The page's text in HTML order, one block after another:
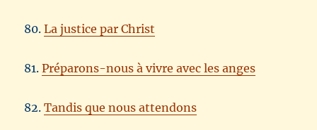
80.La justice par Christ
81.Préparons-nous à vivre avec les anges
82.Tandis que nous attendons